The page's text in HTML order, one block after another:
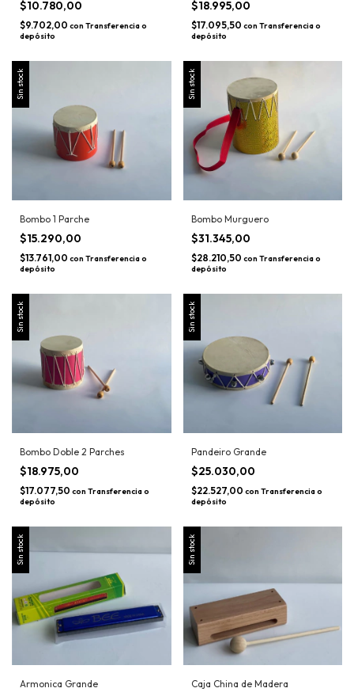
$10.780,00
$9.702,00 con Transferencia o
depósito
$18.995,00
$17.095,50 con Transferencia o
depósito
Sin stock
Bombo 1 Parche
$15.290,00
$13.761,00 con Transferencia o
depósito
Sin stock
Bombo Murguero
$31.345,00
$28.210,50 con Transferencia o
depósito
Sin stock
Bombo Doble 2 Parches
$18.975,00
$17.077,50 con Transferencia o
depósito
Sin stock
Pandeiro Grande
$25.030,00
$22.527,00 con Transferencia o
depósito
Sin stock
Armonica Grande
Sin stock
Caja China de Madera